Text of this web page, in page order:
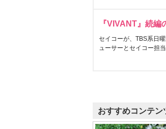
『VIVANT』続
セイコーが、TBS系日
ューサーとセイコー担
おすすめコンテン